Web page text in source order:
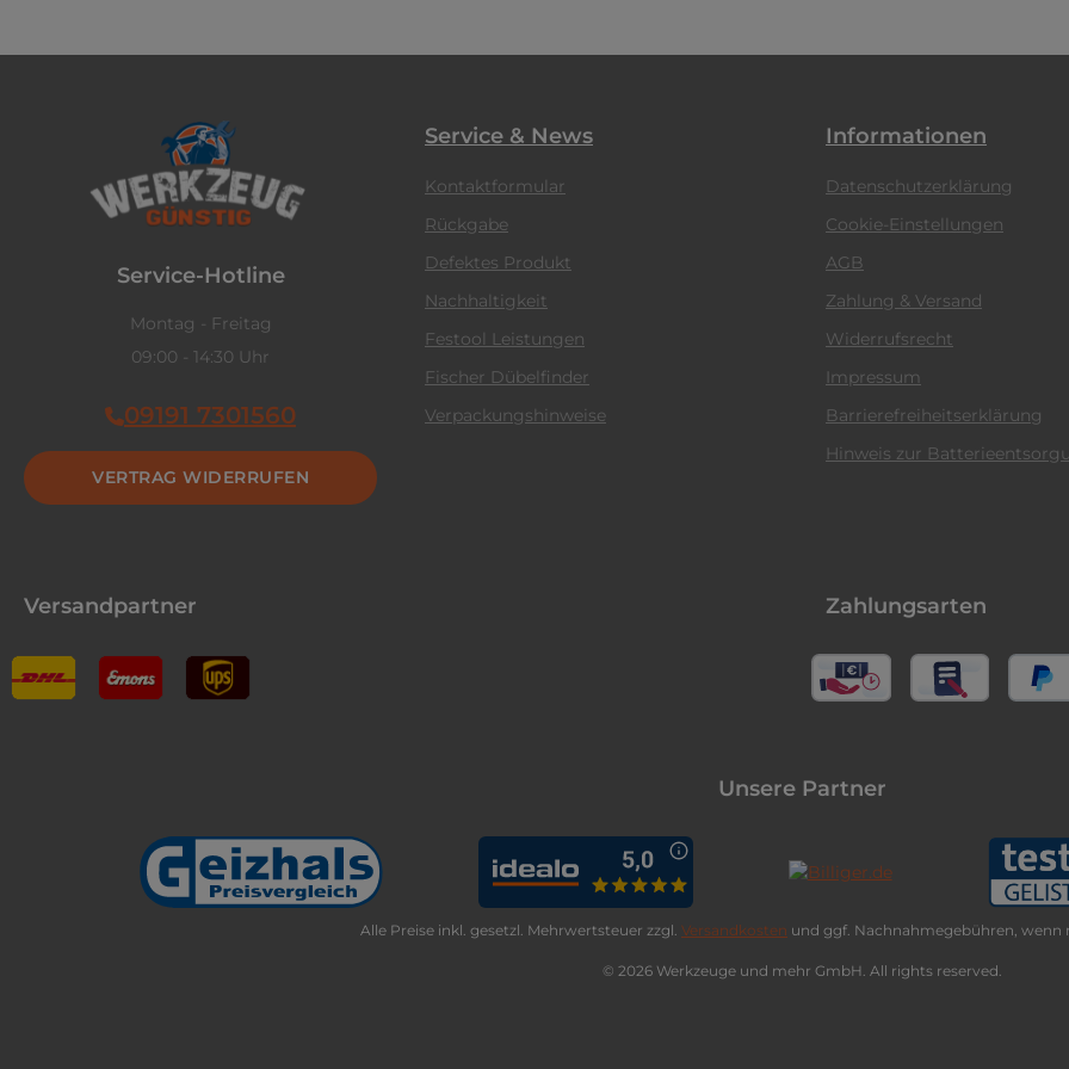
Service-Hotline
Montag - Freitag
09:00 - 14:30 Uhr
09191 7301560
VERTRAG WIDERRUFEN
Service & News
Kontaktformular
Rückgabe
Defektes Produkt
Nachhaltigkeit
Festool Leistungen
Fischer Dübelfinder
Verpackungshinweise
Informationen
Datenschutzerklärung
Cookie-Einstellungen
AGB
Zahlung & Versand
Widerrufsrecht
Impressum
Barrierefreiheitserklärung
Hinweis zur
Versandpartner Zahlungsarten
Unsere Partner
Alle Preise inkl. gesetzl. Mehrwertsteuer zzgl. Versandkosten und ggf. Nachnahmegebühren, wenn
© 2026 Werkzeuge und mehr GmbH. All rights reserved.